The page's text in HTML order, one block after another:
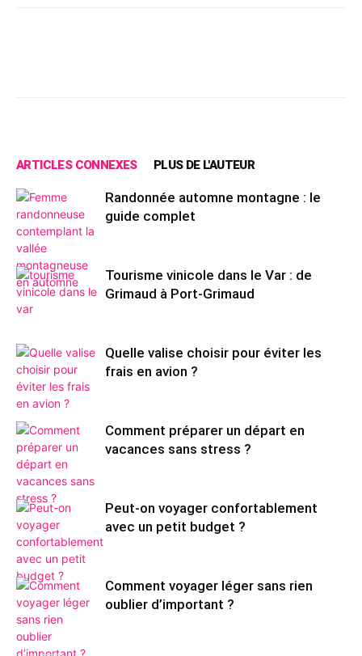
ARTICLES CONNEXES PLUS DE L'AUTEUR
Randonnée automne montagne : le
guide complet
Tourisme vinicole dans le Var : de
Grimaud à Port-Grimaud
Quelle valise choisir pour éviter les
frais en avion ?
Comment préparer un départ en
vacances sans stress ?
Peut-on voyager confortablement
avec un petit budget ?
Comment voyager léger sans rien
oublier d’important ?